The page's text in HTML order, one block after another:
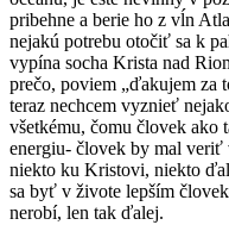
pribehne a berie ho z vĺn
nejakú potrebu otočiť sa k
vypína socha Krista nad
prečo, poviem „ďakujem za
teraz nechcem vyznieť
všetkému, čomu človek ako
energiu- človek by mal veriť
niekto ku Kristovi, niekto
sa byť v živote lepším
nerobí, len tak ďalej.